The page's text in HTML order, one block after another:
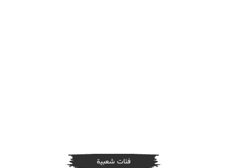
فئات شعبية